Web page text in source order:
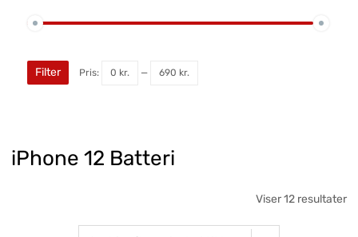
iPhone 12 Batteri
Viser 12 resultater
Filter Pris: 0 kr. — 690 kr.